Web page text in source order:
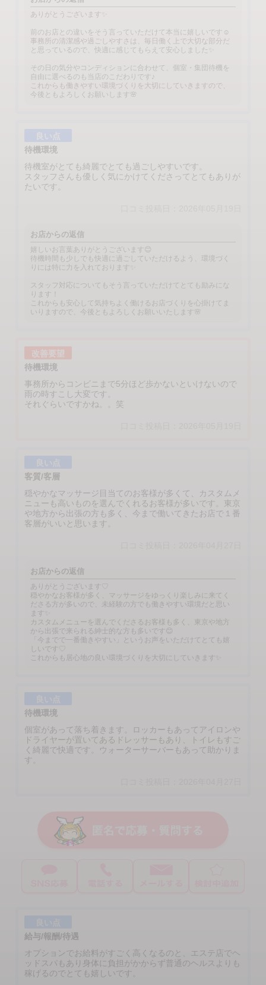
ありがとうございます✨
前のお店との違いをそう言っていただけて本当に嬉しいです☺️
事務所の清潔感や過ごしやすさは、毎日働く上で大切な部分だ
と思っているので、快適に感じてもらえて安心しました✨
その日の気分やコンディションに合わせて、個室・集団待機を
自由に選べるのも当店のこだわりです♪
これからも働きやすい環境づくりを大切にしていきますので、
今後ともよろしくお願いします🌸
良い点
待機環境
待機室がとても綺麗でとても過ごしやすいです。
スタッフさんも優しく気にかけてくださってとてもありが
たいです。
お店からの返信
嬉しいお言葉ありがとうございます😊
待機時間も少しでも快適に過ごしていただけるよう、環境づく
りには特に力を入れております✨
スタッフ対応についてもそう言っていただけてとても励みにな
ります！
これからも安心して気持ちよく働けるお店づくりを心掛けてま
いりますので、今後ともよろしくお願いいたします🌸
改善要望
待機環境
事務所からコンビニまで5分ほど歩かないといけないので
雨の時すこし大変です。
それぐらいですかね。。笑
客質/客層
穏やかなマッサージ目当てのお客様が多くて、カスタムメ
ニューも高いものを選んでくれるお客様が多いです。東京
や地方から出張の方も多く、今まで働いてきたお店で１番
客層がいいと思います。
お店からの返信
ありがとうございます♡
穏やかなお客様が多く、マッサージをゆっくり楽しみに来てく
ださる方が多いので、未経験の方でも働きやすい環境だと思い
ます✨
カスタムメニューを選んでくださるお客様も多く、東京や地方
から出張で来られる紳士的な方も多いです😊
「今までで一番働きやすい」というお声をいただけてとても嬉
しいです♡
これからも居心地の良い環境づくりを大切にしていきます✨
待機環境
個室があって落ち着きます。ロッカーもあってアイロンや
ドライヤーが置いてあるドレッサーもあり、トイレもすご
く綺麗で快適です。ウォーターサーバーもあって助かりま
す。
給与/報酬/待遇
オプションでお給料がすごく高くなるのと、エステ店でヘ
ッドスパもあり身体に負担がかからず普通のヘルスよりも
稼げるのでとても嬉しいです。